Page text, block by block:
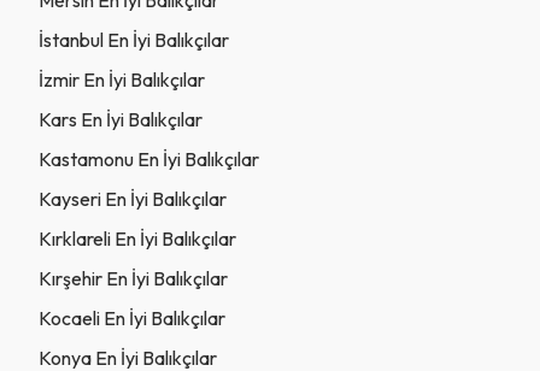
İstanbul En İyi Balıkçılar
İzmir En İyi Balıkçılar
Kars En İyi Balıkçılar
Kastamonu En İyi Balıkçılar
Kayseri En İyi Balıkçılar
Kırklareli En İyi Balıkçılar
Kırşehir En İyi Balıkçılar
Kocaeli En İyi Balıkçılar
Konya En İyi Balıkçılar